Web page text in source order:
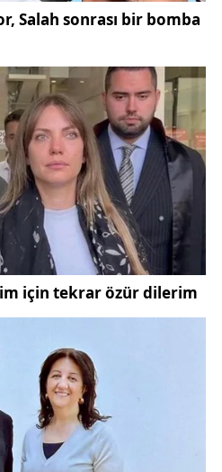
haksız kazanç elde
dosyasında,
şekilde
bulgular üzerinde duruldu.
takip eden okurlar için
üzere benzer olaylara
kamuoyuna
adreslerine yönelik 17
ve İzmir illerinde eş
Operasyonda
3 şüpheli yakalanarak
birimlerinin yürüttüğü
operasyonu) başlığı
kapsamlı saha
kaydedildi.